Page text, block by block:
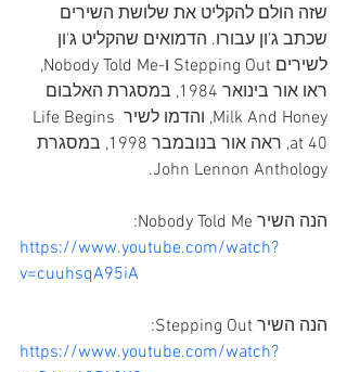
שזה הולם להקליט את שלושת השירים
שכתב ג'ון עבורו. הדמואים שהקליט ג'ון
לשירים Stepping Out ו-Nobody Told Me,
ראו אור בינואר 1984, במסגרת האלבום
Milk And Honey, והדמו לשיר Life Begins
at 40, ראה אור בנובמבר 1998, במסגרת
John Lennon Anthology.
הנה השיר Nobody Told Me:
https://www.youtube.com/watch?
v=cuuhsqA95iA
הנה השיר Stepping Out:
https://www.youtube.com/watch?